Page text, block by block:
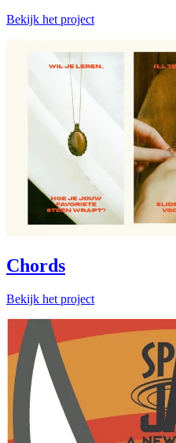
Bekijk het project
Chords
Bekijk het project